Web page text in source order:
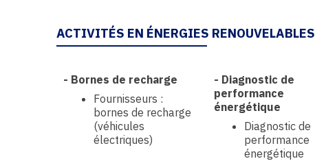
ACTIVITÉS EN ÉNERGIES RENOUVELABLES
- Bornes de recharge
Fournisseurs :
bornes de recharge
(véhicules
électriques)
- Diagnostic de
performance
énergétique
Diagnostic de
performance
énergétique